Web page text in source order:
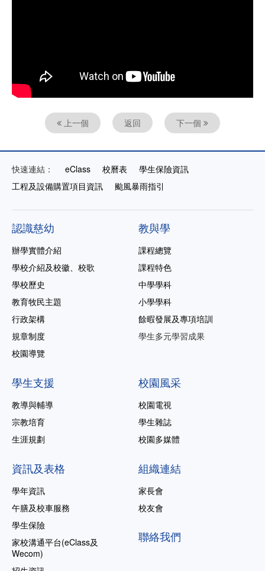
上一個 返回 下一個
快速連結： eClass 校曆表
學生保險資訊
工程及設備購置項目資訊
颱風暴雨指引
認識慈幼
辦學實體介紹
學校介紹及校徽、校歌
學校歷史
教育牧民主題
行政架構
規章制度
校園導覽
教與學
課程總覽
課程特色
中學學科
小學學科
餘暇發展及專項培訓
學生多元學習成果
學生支援
教導與輔導
宗教培育
生涯規劃
校園風采
校園電視
學生雜誌
校園多媒體
資訊及表格
學年資訊
午膳及校車服務
學生保險
家校溝通平台(eClass及
Wecom)
組織連結
家長會
校友會
聯絡我們